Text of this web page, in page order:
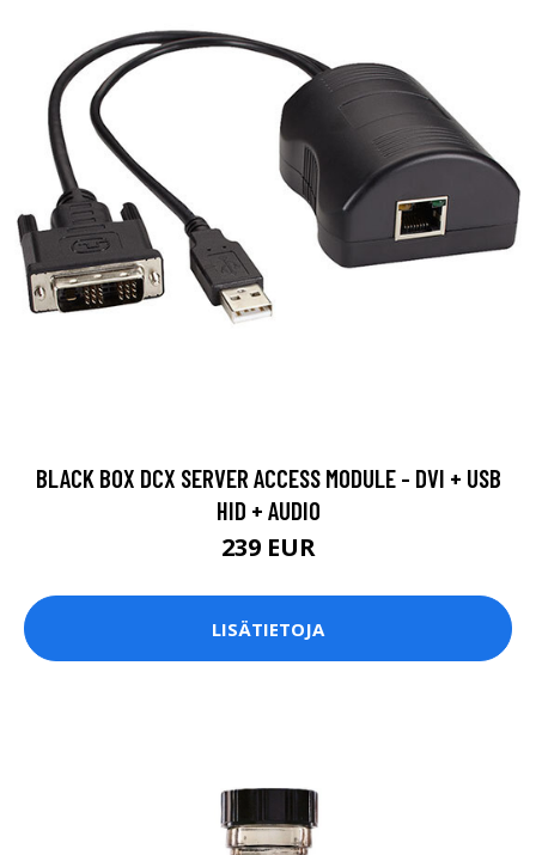
BLACK BOX DCX SERVER ACCESS MODULE - DVI + USB
HID + AUDIO
239 EUR
LISÄTIETOJA